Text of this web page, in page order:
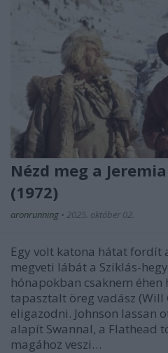
Nézd meg a
(1972)
aronrunning • 2025. október 02.
Egy volt katona hátat fordít
megveti lábát a Sziklás-
hónapokban csaknem éhen
tapasztalt öreg vadász (Will
eligazodni. Johnson lassan
alapít Swannal, a Flathead
magához veszi…